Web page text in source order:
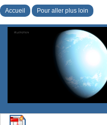
Accueil Pour aller plus loin